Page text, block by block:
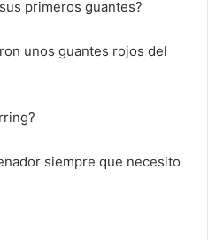
primeros guantes?
unos guantes rojos del
siempre que necesito